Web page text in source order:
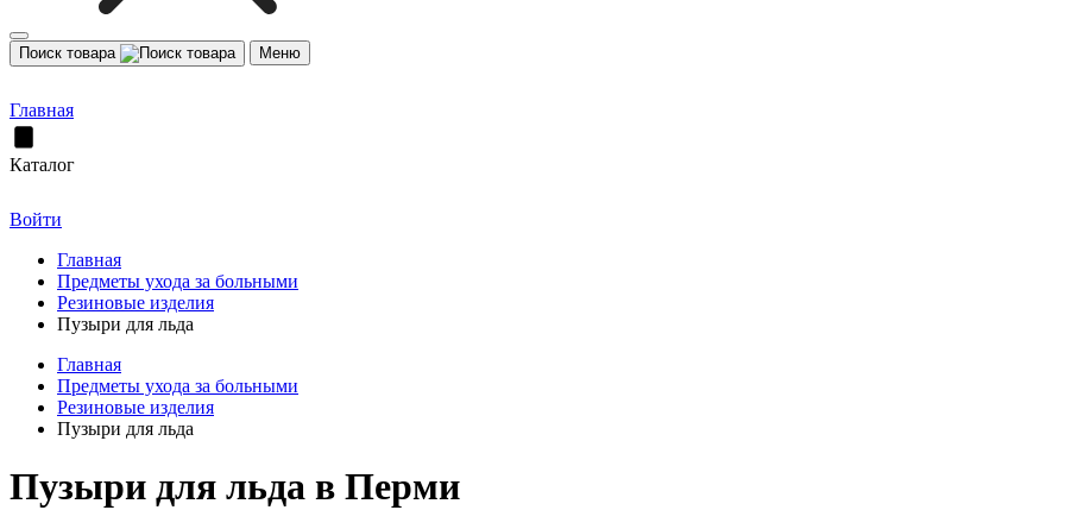
Поиск товара Меню
Главная
Каталог
Войти
Главная
Предметы ухода за больными
Резиновые изделия
Пузыри для льда
Главная
Предметы ухода за больными
Резиновые изделия
Пузыри для льда
Пузыри для льда в Перми